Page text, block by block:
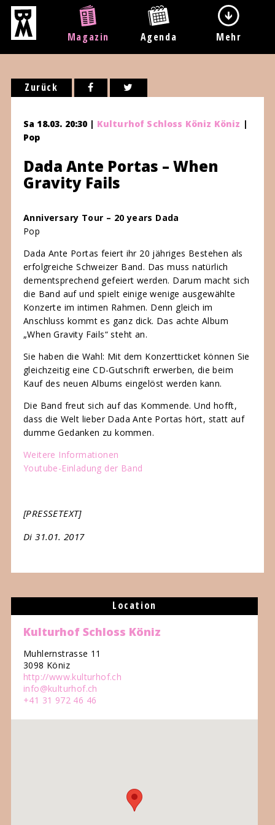
Magazin Agenda Mehr
Zurück
Sa 18.03. 20:30 | Kulturhof Schloss Köniz Köniz |
Pop
Dada Ante Portas – When
Gravity Fails
Anniversary Tour – 20 years Dada
Pop
Dada Ante Portas feiert ihr 20 jähriges Bestehen als
erfolgreiche Schweizer Band. Das muss natürlich
dementsprechend gefeiert werden. Darum macht sich
die Band auf und spielt einige wenige ausgewählte
Konzerte im intimen Rahmen. Denn gleich im
Anschluss kommt es ganz dick. Das achte Album
„When Gravity Fails“ steht an.
Sie haben die Wahl: Mit dem Konzertticket können Sie
gleichzeitig eine CD-Gutschrift erwerben, die beim
Kauf des neuen Albums eingelöst werden kann.
Die Band freut sich auf das Kommende. Und hofft,
dass die Welt lieber Dada Ante Portas hört, statt auf
dumme Gedanken zu kommen.
Weitere Informationen
Youtube-Einladung der Band
[PRESSETEXT]
Di 31.01. 2017
Location
Kulturhof Schloss Köniz
Muhlernstrasse 11
3098 Köniz
http://www.kulturhof.ch
info@kulturhof.ch
+41 31 972 46 46